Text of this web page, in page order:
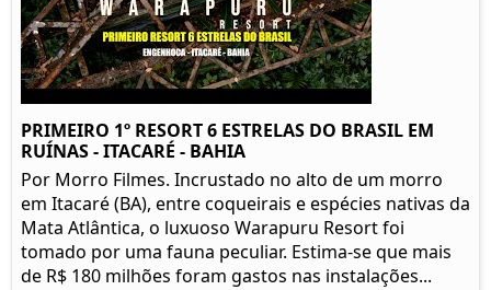
PRIMEIRO 1º RESORT 6 ESTRELAS DO BRASIL EM
RUÍNAS - ITACARÉ - BAHIA
Por Morro Filmes. Incrustado no alto de um morro
em Itacaré (BA), entre coqueirais e espécies nativas da
Mata Atlântica, o luxuoso Warapuru Resort foi
tomado por uma fauna peculiar. Estima-se que mais
de R$ 180 milhões foram gastos nas instalações...